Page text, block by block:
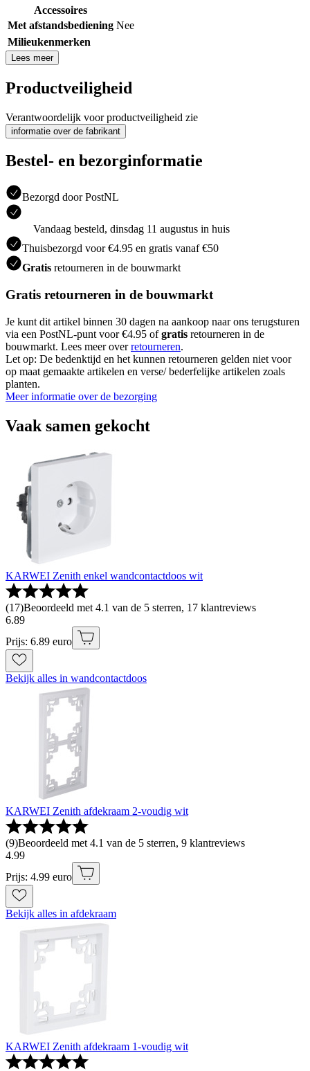
Accessoires
Met afstandsbediening Nee
Milieukenmerken
Lees meer
Productveiligheid
Verantwoordelijk voor productveiligheid zie
informatie over de fabrikant
Bestel- en bezorginformatie
Bezorgd door PostNL
Vandaag besteld, dinsdag 11 augustus in huis
Thuisbezorgd voor €4.95 en gratis vanaf €50
Gratis retourneren in de bouwmarkt
Gratis retourneren in de bouwmarkt
Je kunt dit artikel binnen 30 dagen na aankoop naar ons terugsturen
via een PostNL-punt voor €4.95 ofgratis retourneren in de
bouwmarkt. Lees meer overretourneren.
Let op: De bedenktijd en het kunnen retourneren gelden niet voor
op maat gemaakte artikelen en verse/ bederfelijke artikelen zoals
planten.
Meer informatie over de bezorging
Vaak samen gekocht
KARWEI Zenith enkel wandcontactdoos wit
(17)Beoordeeld met 4.1 van de 5 sterren, 17 klantreviews
6.89
Prijs: 6.89 euro
Bekijk alles in wandcontactdoos
KARWEI Zenith afdekraam 2-voudig wit
(9)Beoordeeld met 4.1 van de 5 sterren, 9 klantreviews
4.99
Prijs: 4.99 euro
Bekijk alles in afdekraam
KARWEI Zenith afdekraam 1-voudig wit